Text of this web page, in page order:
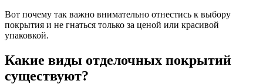
Вот почему так важно внимательно отнестись к выбору
покрытия и не гнаться только за ценой или красивой
упаковкой.
Какие виды отделочных покрытий
существуют?